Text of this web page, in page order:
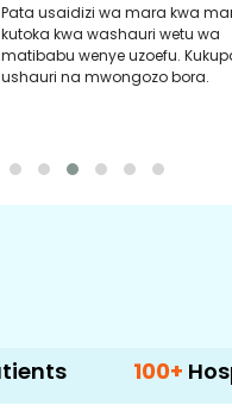
Pata usaidizi wa mara kwa
kutoka kwa washauri wetu wa
matibabu wenye uzoefu.
ushauri na mwongozo bora.
100+ Hospitals &